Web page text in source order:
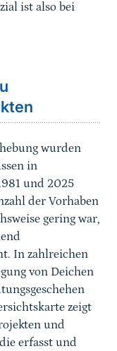
ist also bei
wurden
in
und 2025
der Vorhaben
gering war,
In zahlreichen
von Deichen
zeigt
und
erfasst und